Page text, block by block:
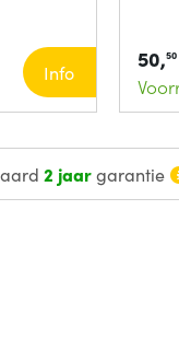
Info 50,50
2 jaargarantie